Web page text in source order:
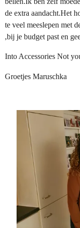
de extra aandacht.Het
te veel meeslepen met
,bij je budget past en
Into Accessories Not
Groetjes Maruschka